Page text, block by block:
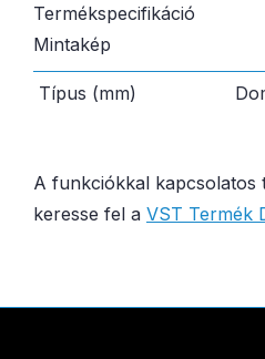
Termékspecifikáció
Mintakép
Típus (mm)
A funkciókkal
keresse fel a VST Termék